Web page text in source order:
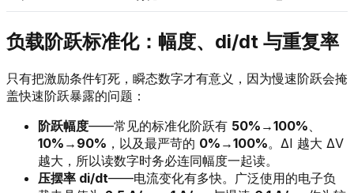
负载阶跃标准化：幅度、di/dt 与重复率
只有把激励条件钉死，瞬态数字才有意义，因为慢速阶跃会掩
盖快速阶跃暴露的问题：
阶跃幅度——常见的标准化阶跃有 50%→100%
10%→90% ，以及最严苛的 0%→100%。ΔI 越大 ΔV
越大，所以读数字时务必连同幅度一起读。
压摆率 di/dt——电流变化有多快。广泛使用的电子负